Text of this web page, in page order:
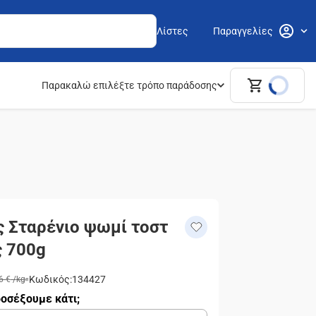
Λίστες Παραγγελίες
Παρακαλώ επιλέξτε τρόπο παράδοσης
Σταρένιο ψωμί τοστ
700g
€/kg Κωδικός:134427
κάτι;